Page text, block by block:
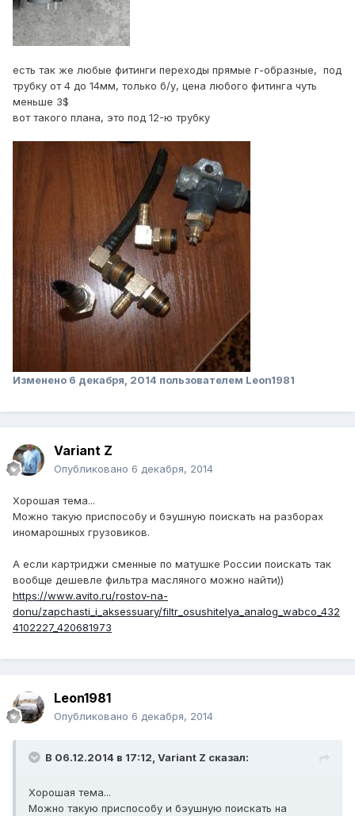
есть так же любые фитинги переходы прямые г-образные, под
трубку от 4 до 14мм, только б/у, цена любого фитинга чуть
меньше 3$
вот такого плана, это под 12-ю трубку
Изменено 6 декабря, 2014 пользователем Leon1981
Variant Z
Опубликовано 6 декабря, 2014
Хорошая тема...
Можно такую приспособу и бэушную поискать на разборах
иномарошных грузовиков.
А если картриджи сменные по матушке России поискать так
вообще дешевле фильтра масляного можно найти))
https://www.avito.ru/rostov-na-
donu/zapchasti_i_aksessuary/filtr_osushitelya_analog_wabco_432
4102227_420681973
Leon1981
Опубликовано 6 декабря, 2014
В 06.12.2014 в 17:12, Variant Z сказал:
Хорошая тема...
Можно такую приспособу и бэушную поискать на